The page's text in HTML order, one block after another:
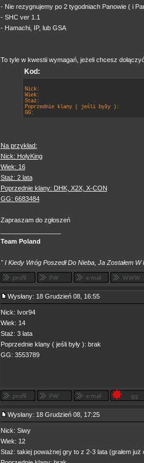
- Nie rezygnujemy po 2 tygodniach Panowie ( i
- SHC ver 1.1
- Hamachi, IP, lub GSA
To tyle w kwestii wymagań, jeżeli chcesz
Kod:
Nick:
Wiek:
Staż:
Poprzednie klany ( jeśli były ):
GG:
Na przykład:
Nick: HolyKing
Wiek: 16
Staż: 2 lata
Poprzednie klany: DHK, X2X, X-CON
GG: 6683484
Zapraszam do zgłoszeń
Team Poland
" I Kiedy Wróg Poszedł Do Nieba, Ja Zostałem W
Wysłany: 18 Grudzień 08, 16:55
Nick: Ivor94
Wiek: 14
Staż: 3 lata
Poprzednie klany ( jeśli były ): brak
GG: 3553789
Wysłany: 18 Grudzień 08, 17:25
Nick: Siwy
Wiek: 12
Staż: takiej poważnej gry to z 2-3 lata (grałem